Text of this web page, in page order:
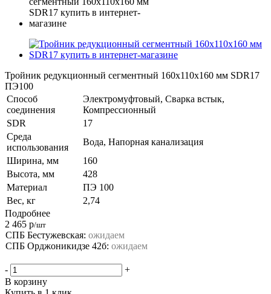
Тройник редукционный сегментный 160х110х160 мм SDR17
ПЭ100
Способ
соединения
Электромуфтовый, Сварка встык,
Компрессионный
SDR
17
Среда
использования
Вода, Напорная канализация
Ширина, мм
160
Высота, мм
428
Материал
ПЭ 100
Вес, кг
2,74
Подробнее
2 465 р/шт
СПБ Бестужевская: ожидаем
СПБ Орджоникидзе 42б: ожидаем
-
+
В корзину